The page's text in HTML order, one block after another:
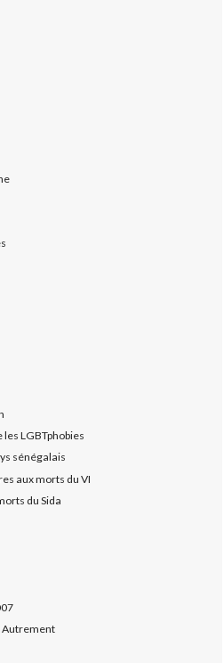
LGBTphobies
sénégalais
aux morts du VI
du Sida
Autrement